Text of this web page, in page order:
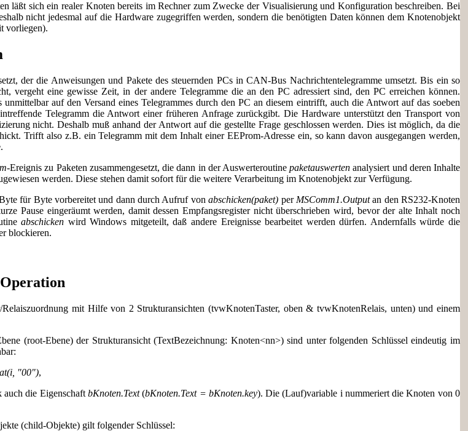
läßt sich ein realer Knoten bereits im Rechner zum Zwecke der Visualisierung und Konfiguration beschreiben. Bei
nicht jedesmal auf die Hardware zugegriffen werden, sondern die benötigten Daten können dem Knotenobjekt
vorliegen).
der die Anweisungen und Pakete des steuernden PCs in CAN-Bus Nachrichtentelegramme umsetzt. Bis ein so
vergeht eine gewisse Zeit, in der andere Telegramme die an den PC adressiert sind, den PC erreichen können.
auf den Versand eines Telegrammes durch den PC an diesem eintrifft, auch die Antwort auf das soeben
Telegramm die Antwort einer früheren Anfrage zurückgibt. Die Hardware unterstützt den Transport von
nicht. Deshalb muß anhand der Antwort auf die gestellte Frage geschlossen werden. Dies ist möglich, da die
Trifft also z.B. ein Telegramm mit dem Inhalt einer EEProm-Adresse ein, so kann davon ausgegangen werden,
-Ereignis zu Paketen zusammengesetzt, die dann in der Auswerteroutinepaketauswerten analysiert und deren Inhalte
werden. Diese stehen damit sofort für die weitere Verarbeitung im Knotenobjekt zur Verfügung.
für Byte vorbereitet und dann durch Aufruf vonabschicken(paket) per MSComm1.Outputan den RS232-Knoten
Pause eingeräumt werden, damit dessen Empfangsregister nicht überschrieben wird, bevor der alte Inhalt noch
abschicken wird Windows mitgeteilt, daß andere Ereignisse bearbeitet werden dürfen. Andernfalls würde die
blockieren.
mit Hilfe von 2 Strukturansichten (tvwKnotenTaster, oben & tvwKnotenRelais, unten) und einem
(root-Ebene) der Strukturansicht (TextBezeichnung: Knoten<nn>) sind unter folgenden Schlüssel eindeutig im
"00"),
auch die Eigenschaft bKnoten.Text(bKnoten.Text = bKnoten.key). Die (Lauf)variable i nummeriert die Knoten von 0
(child-Objekte) gilt folgender Schlüssel: